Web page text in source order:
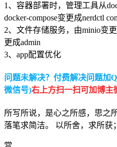
1、容器部署时，管理工具从
docker-compose变更成nerdctl
2、文件存储服务，由minio变
更成admin
3、app配置优化
问题未解决？付费解决问题加
微信号)右上方扫一扫可加博主
所写所说，是心之所感，思之
落笔求简洁。 以所舍，求所获